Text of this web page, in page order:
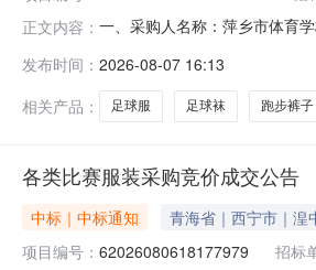
正文内容： 一、采购人名称：萍乡市体育
美/KELME8353QB1008/
发布时间： 2026-08-07 16:13
相关产品：
足球服 足球袜 跑步裤子
各类比赛服装采购竞价成交公告
中标｜中标通知 青海省｜西宁市｜湟
项目编号： 62026080618177979 招标